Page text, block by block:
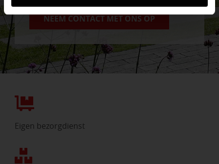
NEEM CONTACT MET ONS OP
Eigen bezorgdienst